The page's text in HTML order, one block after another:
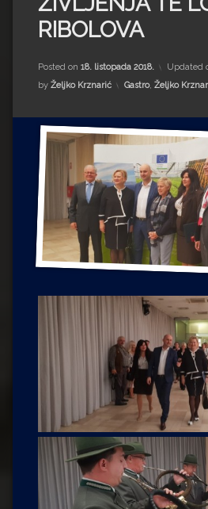
Impressum
Milenko Strižak
Drugi autori
Drugi autori
Matea Andrić
Ljiljana Lekanić-Kljaić
Željko Krznarić
Mario Lovreković
Miroslav Šantek
RIBOLOVA
Posted on 18. listopada 2018. Updated
by Željko Krznarić Kategorije:
Gastro, Željko